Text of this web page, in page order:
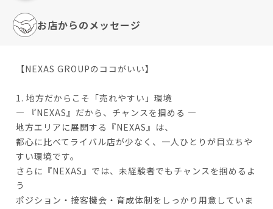
お店からのメッセージ
【NEXAS GROUPのココがいい】
1. 地方だからこそ「売れやすい」環境
― 『NEXAS』だから、チャンスを掴める ―
地方エリアに展開する『NEXAS』は、
都心に比べてライバル店が少なく、一人ひとりが目立ちや
すい環境です。
さらに『NEXAS』では、未経験者でもチャンスを掴めるよ
う
ポジション・接客機会・育成体制をしっかり用意していま